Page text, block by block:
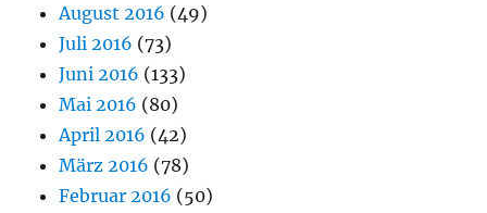
August 2016 (49)
Juli 2016 (73)
Juni 2016 (133)
Mai 2016 (80)
April 2016 (42)
März 2016 (78)
Februar 2016 (50)